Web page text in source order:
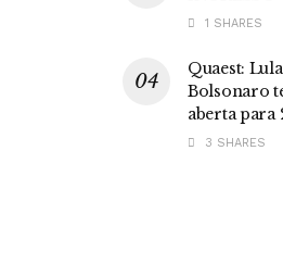
1 SHARES
Quaest:
Bolsonaro
aberta para
3 SHARES